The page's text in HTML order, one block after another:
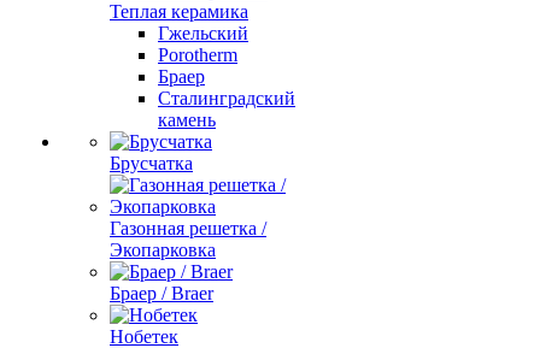
Теплая керамика
Гжельский
Porotherm
Браер
Сталинградский
камень
Брусчатка
Газонная решетка /
Экопарковка
Браер / Braer
Нобетек